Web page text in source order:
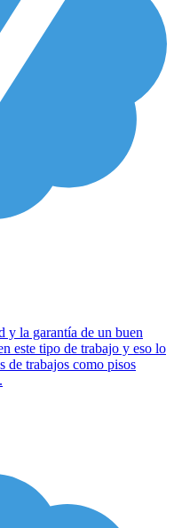
y la garantía de un buen
este tipo de trabajo y eso lo
de trabajos como pisos